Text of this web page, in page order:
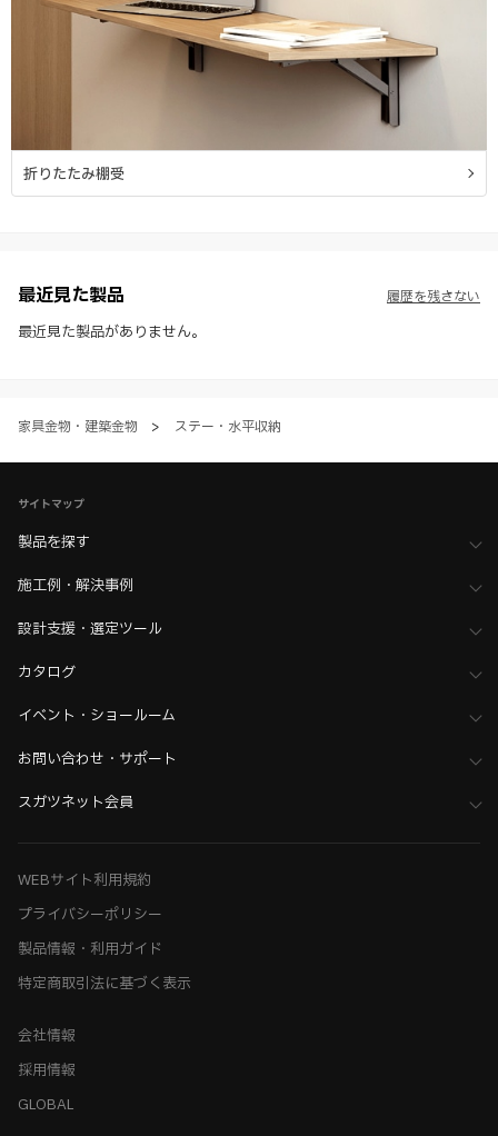
折りたたみ棚受
最近見た製品
最近見た製品がありません。
履歴を残さない
家具金物・建築金物 > ステー・水平収納
サイトマップ
製品を探す
施工例・解決事例
設計支援・選定ツール
カタログ
イベント・ショールーム
お問い合わせ・サポート
スガツネット会員
WEBサイト利用規約
プライバシーポリシー
製品情報・利用ガイド
特定商取引法に基づく表示
会社情報
採用情報
GLOBAL